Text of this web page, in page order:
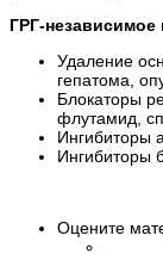
ГРГ-
Удаление
гепатома,
Блокаторы
флутамид,
Ингибиторы
Ингибиторы
Оцените